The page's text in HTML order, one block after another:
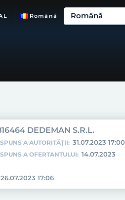
Română
DEDEMAN S.R.L.
A AUTORITĂȚII: 31.07.2023 17:00
A OFERTANTULUI: 14.07.2023
26.07.2023 17:06